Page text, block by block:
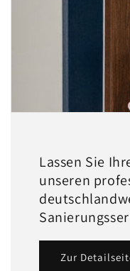
Lassen Sie
unseren
Zur